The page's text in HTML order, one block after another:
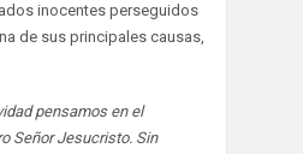
inocentes perseguidos
de sus principales causas,
pensamos en el
Señor Jesucristo. Sin